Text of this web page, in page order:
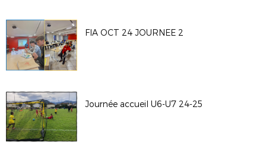
FIA OCT 24 JOURNEE 2
Journée accueil U6-U7 24-25